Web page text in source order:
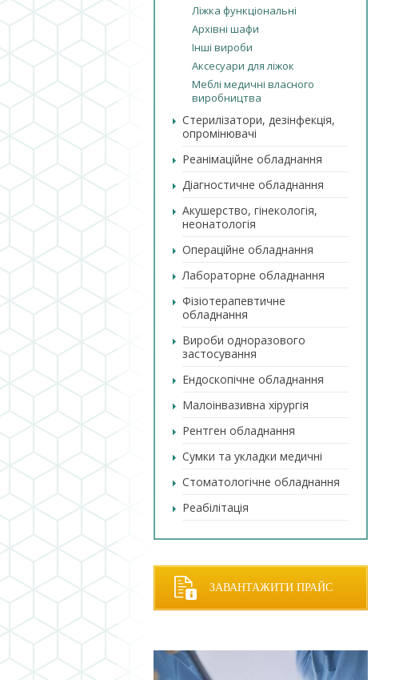
Ліжка функціональні
Архівні шафи
Інші вироби
Аксесуари для ліжок
Меблі медичні власного
виробництва
Стерилізатори, дезінфекція,
опромінювачі
Реанімаційне обладнання
Діагностичне обладнання
Акушерство, гінекологія,
неонатологія
Операційне обладнання
Лабораторне обладнання
Фізіотерапевтичне
обладнання
Вироби одноразового
застосування
Ендоскопічне обладнання
Малоінвазивна хірургія
Рентген обладнання
Сумки та укладки медичні
Стоматологічне обладнання
Реабілітація
ЗАВАНТАЖИТИ ПРАЙС